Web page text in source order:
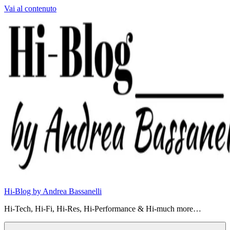
Vai al contenuto
Hi-Blog by Andrea Bassanelli
Hi-Tech, Hi-Fi, Hi-Res, Hi-Performance & Hi-much more…